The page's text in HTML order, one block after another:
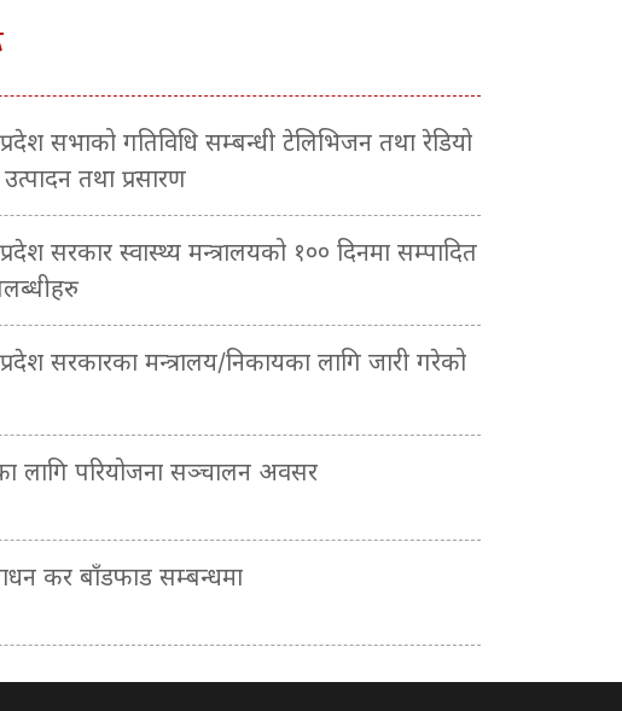
सभाको गतिविधि सम्बन्धी टेलिभिजन तथा रेडियो
उत्पादन तथा प्रसारण
सरकार स्वास्थ्य मन्त्रालयको १०० दिनमा सम्पादित
सरकारका मन्त्रालय/निकायका लागि जारी गरेको
लागि परियोजना सञ्चालन अवसर
कर बाँडफाड सम्बन्धमा